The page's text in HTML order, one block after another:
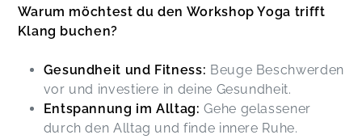
Warum möchtest du den Workshop Yoga trifft
Klang buchen?
Gesundheit und Fitness: Beuge Beschwerden
vor und investiere in deine Gesundheit.
Entspannung im Alltag: Gehe gelassener
durch den Alltag und finde innere Ruhe.